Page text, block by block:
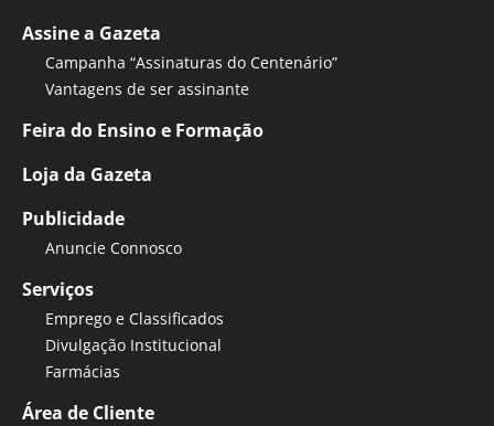
Assine a Gazeta
Campanha “Assinaturas do Centenário”
Vantagens de ser assinante
Feira do Ensino e Formação
Loja da Gazeta
Publicidade
Anuncie Connosco
Serviços
Emprego e Classificados
Divulgação Institucional
Farmácias
Área de Cliente